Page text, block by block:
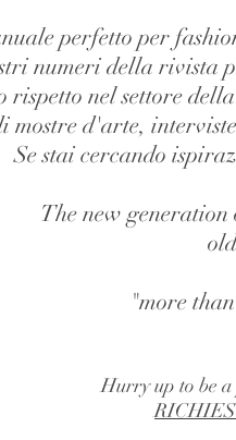
perfetto per
numeri della rivista
rispetto nel settore
mostre d'arte,
Se stai cercando
The new
"more
Hurry up to be